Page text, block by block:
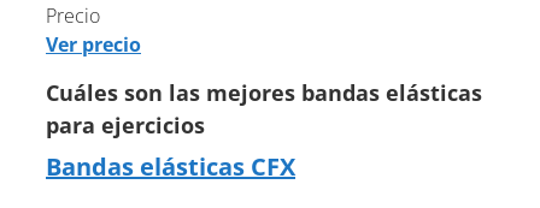
Precio
Ver precio
Cuáles son las mejores bandas elásticas
para ejercicios
Bandas elásticas CFX